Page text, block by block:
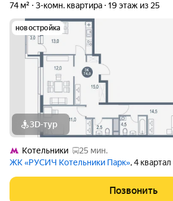
74 м²
3-комн. квартира 19 этаж из 25
новостройка
3D-тур
Котельники
25 мин.
ЖК «РУСИЧ Котельники Парк», 4
Позвонить